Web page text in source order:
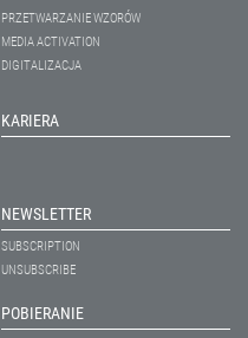
PRZETWARZANIE WZORÓW
MEDIA ACTIVATION
DIGITALIZACJA
KARIERA
NEWSLETTER
SUBSCRIPTION
UNSUBSCRIBE
POBIERANIE